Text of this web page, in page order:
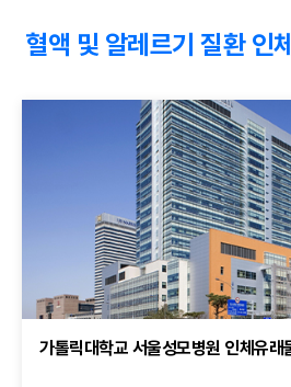
혈액 및 알레르기 질환 인
가톨릭대학교 서울성모병원 인체유래